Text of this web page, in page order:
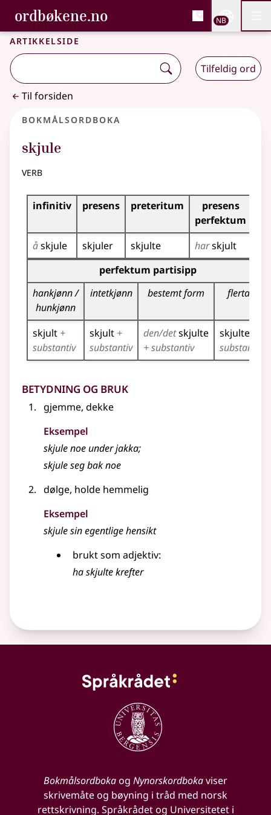
Gå til hovedinnhold
Tilgjengelighet
ordbøkene.no, Bokmålsordboka og
Bokmålsordboka og Nynorskordboka
NB
Artikkelside
Tilfeldig ord
Til forsiden
Bokmålsordboka
skjule
verb
Bøyingstabell for dette verbet
infinitiv presens preteritum
presens
perfektum
åskjule skjuler skjulte harskjult
Bøyingstabell for dette verbet (partisippformer)
perfektum partisipp
hankjønn /
hunkjønn
intetkjønn bestemt form flertall
skjult +
substantiv
skjult +
substantiv
den/detskjulte
+ substantiv
skjulte
substantiv
Betydning og bruk
gjemme, dekke
Eksempel
skjulenoe under jakka;
skjuleseg bak noe
dølge, holde hemmelig
Eksempel
skjulesin egentlige hensikt
brukt som adjektiv:
ha skjulte krefter
Bokmålsordbokaog Nynorskordbokaviser
skrivemåte og bøyning i tråd med norsk
rettskrivning. Språkrådet og Universitetet i